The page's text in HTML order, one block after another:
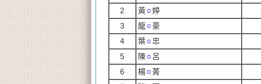
2 黃○婷
3 龍○ 豪
4 葉○ 忠
5 陳○ 呂
6 楊○菁